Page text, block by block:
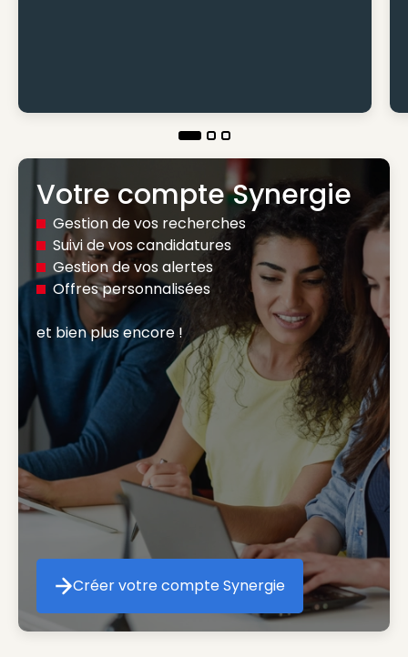
Votre compte Synergie
Gestion de vos recherches
Suivi de vos candidatures
Gestion de vos alertes
Offres personnalisées
et bien plus encore !
Créer votre compte Synergie
Créer votre compte Synergie